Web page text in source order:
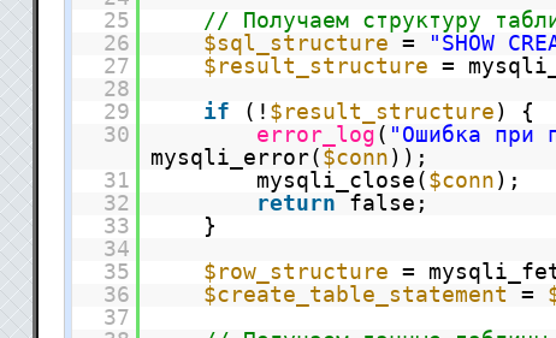
25
// Получаем структуру
26
$sql_structure = "SHOW
27
$result_structure =
28
29
if (! $result_structure ) {
30
error_log ( "Ошибка при
mysqli_error( $conn ));
31
mysqli_close( $conn );
32
return
false;
33
}
34
35
$row_structure =
36
$create_table_statement =
37